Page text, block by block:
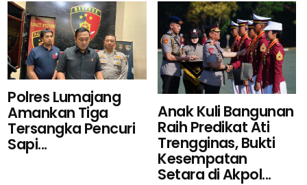
Polres Lumajang
Amankan Tiga
Tersangka Pencuri
Sapi...
Anak Kuli Bangunan
Raih Predikat Ati
Trengginas, Bukti
Kesempatan
Setara di Akpol...